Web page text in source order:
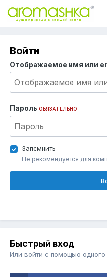
Войти
Отображаемое имя или
Пароль ОБЯЗАТЕЛЬНО
Запомнить
Не рекомендуется для
Быстрый вход
Или войти с помощью одного